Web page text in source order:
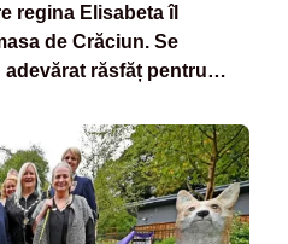
regina Elisabeta îl
de Crăciun. Se
răsfăț pentru